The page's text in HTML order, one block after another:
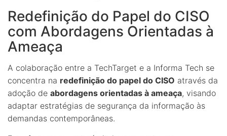
Redefinição do Papel do CISO
com Abordagens Orientadas à
Ameaça
A colaboração entre a TechTarget e a Informa Tech se
concentra na redefinição do papel do CISO através da
adoção de abordagens orientadas à ameaça, visando
adaptar estratégias de segurança da informação às
demandas contemporâneas.